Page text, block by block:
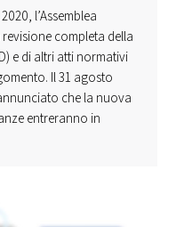
l’Assemblea
completa della
e di altri atti normativi
Il 31 agosto
che la nuova
entreranno in